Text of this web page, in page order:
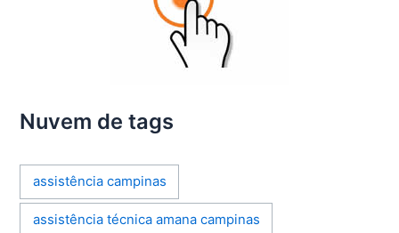
Nuvem de tags
assistência campinas
assistência técnica amana campinas